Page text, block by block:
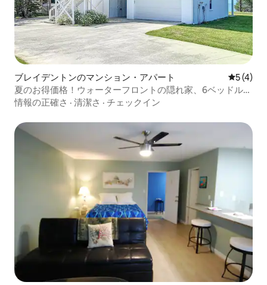
ブレイデントンのマンション・アパート レビュー
5 (4)
夏のお得価格！ウォーターフロントの隠れ家、6ベッドルー
ム、5バスルーム、ブリン
情報の正確さ · 清潔さ · チェックイン